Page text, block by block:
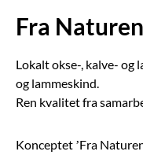
Fra Naturen
Lokalt okse-, kalve- og
og lammeskind.
Ren kvalitet fra
Konceptet ’Fra